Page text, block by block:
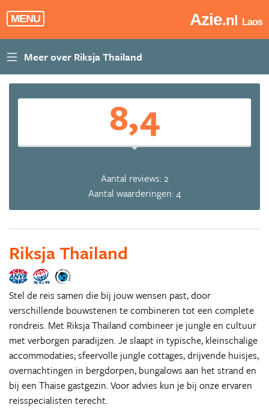
MENU Azie.nl Laos
8,4
Aantal reviews: 2
Aantal waarderingen: 4
Riksja Thailand
Stel de reis samen die bij jouw wensen past, door
verschillende bouwstenen te combineren tot een complete
rondreis. Met Riksja Thailand combineer je jungle en cultuur
met verborgen paradijzen. Je slaapt in typische, kleinschalige
accommodaties; sfeervolle jungle cottages, drijvende huisjes,
overnachtingen in bergdorpen, bungalows aan het strand en
bij een Thaise gastgezin. Voor advies kun je bij onze ervaren
reisspecialisten terecht.